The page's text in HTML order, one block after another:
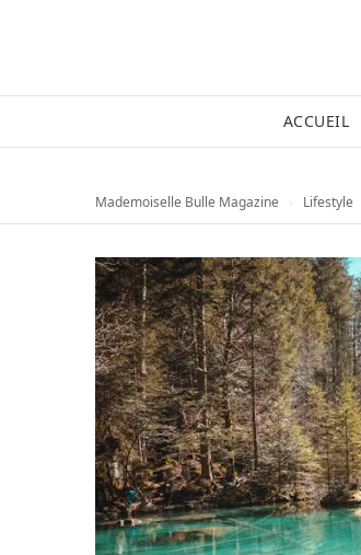
ACCUEIL
Mademoiselle Bulle Magazine Lifestyle